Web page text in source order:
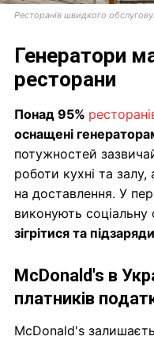
Ресторанів швидкого
Генератори
ресторани
Понад 95%
оснащені
потужностей
роботи кухні та
на доставлення. У
виконують
зігрітися та
McDonald's в
платників
McDonald's